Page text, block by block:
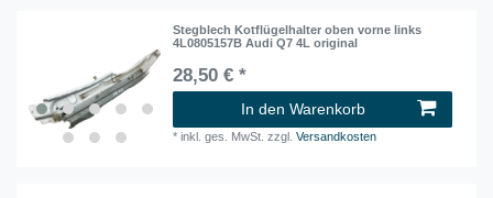
Stegblech Kotflügelhalter oben vorne links
4L0805157B Audi Q7 4L original
28,50 € *
In den Warenkorb
*inkl. ges. MwSt. zzgl.Versandkosten